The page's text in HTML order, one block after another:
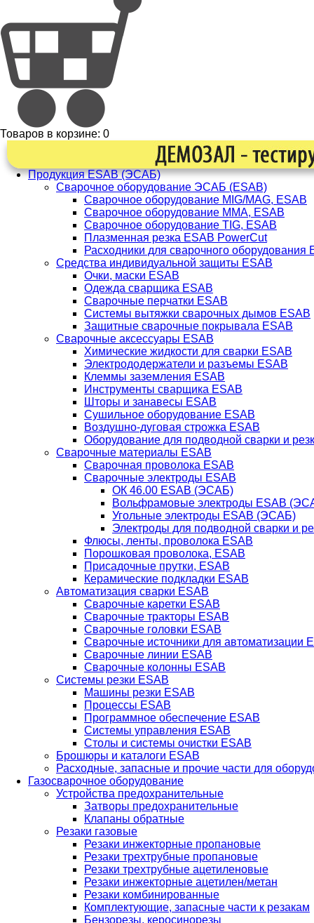
Товаров в корзине: 0
Продукция ESAB (ЭСАБ)
Сварочное оборудование ЭСАБ (ESAB)
Сварочное оборудование MIG/MAG, ESAB
Сварочное оборудование ММА, ESAB
Сварочное оборудование TIG, ESAB
Плазменная резка ESAB PowerCut
Расходники для сварочного оборудования
Средства индивидуальной защиты ESAB
Очки, маски ESAB
Одежда сварщика ESAB
Сварочные перчатки ESAB
Системы вытяжки сварочных дымов ESAB
Защитные сварочные покрывала ESAB
Сварочные аксессуары ESAB
Химические жидкости для сварки ESAB
Электрододержатели и разъемы ESAB
Клеммы заземления ESAB
Инструменты сварщика ESAB
Шторы и занавесы ESAB
Сушильное оборудование ESAB
Воздушно-дуговая строжка ESAB
Оборудование для подводной сварки и
Сварочные материалы ESAB
Сварочная проволока ESAB
Сварочные электроды ESAB
ОК 46.00 ESAB (ЭСАБ)
Вольфрамовые электроды ESAB
Угольные электроды ESAB (ЭСАБ)
Электроды для подводной сварки и
Флюсы, ленты, проволока ESAB
Порошковая проволока, ESAB
Присадочные прутки, ESAB
Керамические подкладки ESAB
Автоматизация сварки ESAB
Сварочные каретки ESAB
Сварочные тракторы ESAB
Сварочные головки ESAB
Сварочные источники для автоматизации
Сварочные линии ESAB
Сварочные колонны ESAB
Системы резки ESAB
Машины резки ESAB
Процессы ESAB
Программное обеспечение ESAB
Системы управления ESAB
Столы и системы очистки ESAB
Брошюры и каталоги ESAB
Расходные, запасные и прочие части для
Газосварочное оборудование
Устройства предохранительные
Затворы предохранительные
Клапаны обратные
Резаки газовые
Резаки инжекторные пропановые
Резаки трехтрубные пропановые
Резаки трехтрубные ацетиленовые
Резаки инжекторные ацетилен/метан
Резаки комбинированные
Комплектующие, запасные части к резакам
Бензорезы, керосинорезы